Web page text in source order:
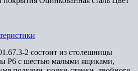
2 состоит из столешницы
P6 с шестью малыми ящиками,